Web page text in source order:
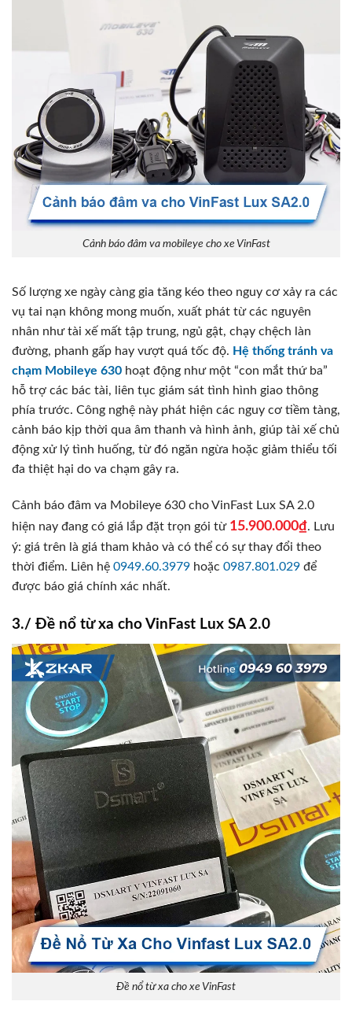
Cảnh báo đâm va mobileye cho xe VinFast
Số lượng xe ngày càng gia tăng kéo theo nguy cơ xảy ra các
vụ tai nạn không mong muốn, xuất phát từ các nguyên
nhân như tài xế mất tập trung, ngủ gật, chạy chệch làn
đường, phanh gấp hay vượt quá tốc độ. Hệ thống tránh va
chạm Mobileye 630 hoạt động như một “con mắt thứ ba”
hỗ trợ các bác tài, liên tục giám sát tình hình giao thông
phía trước. Công nghệ này phát hiện các nguy cơ tiềm tàng,
cảnh báo kịp thời qua âm thanh và hình ảnh, giúp tài xế chủ
động xử lý tình huống, từ đó ngăn ngừa hoặc giảm thiểu tối
đa thiệt hại do va chạm gây ra.
Cảnh báo đâm va Mobileye 630 cho VinFast Lux SA 2.0
hiện nay đang có giá lắp đặt trọn gói từ 15.900.000₫. Lưu
ý: giá trên là giá tham khảo và có thể có sự thay đổi theo
thời điểm. Liên hệ 0949.60.3979 hoặc 0987.801.029 để
được báo giá chính xác nhất.
3./ Đề nổ từ xa cho VinFast Lux SA 2.0
Đề nổ từ xa cho xe VinFast